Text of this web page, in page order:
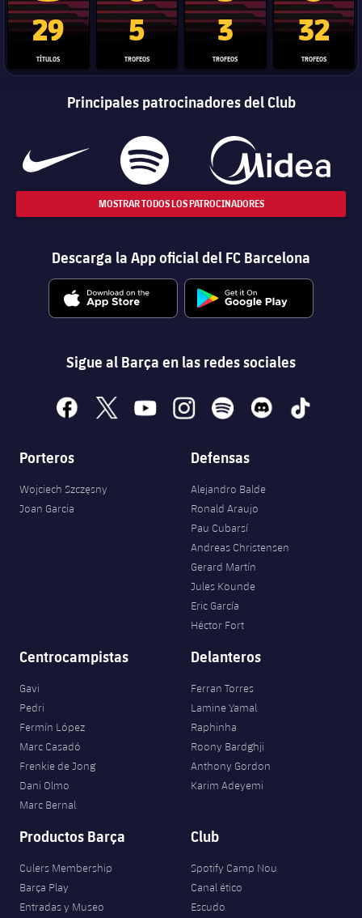
Trofeo de La Liga
29
TÍTULOS
Trofeo de la Liga de Campeones
5
TROFEOS
Trofeo del Mundial de
3
TROFEOS
Copa del
32
TROFEOS
Principales patrocinadores del Club
MOSTRAR TODOS LOS PATROCINADORES
Descarga la App oficial del FC Barcelona
Sigue al Barça en las redes sociales
facebook
x youtubeinstagramspotify discord tiktok
Porteros
Wojciech Szczęsny
Joan Garcia
Defensas
Alejandro Balde
Ronald Araujo
Pau Cubarsí
Andreas Christensen
Gerard Martín
Jules Kounde
Eric García
Héctor Fort
Centrocampistas
Gavi
Pedri
Fermín López
Marc Casadó
Frenkie de Jong
Dani Olmo
Marc Bernal
Delanteros
Ferran Torres
Lamine Yamal
Raphinha
Roony Bardghji
Anthony Gordon
Karim Adeyemi
Productos Barça
Culers Membership
Barça Play
Entradas y Museo
Club
Spotify Camp Nou
Canal ético
Escudo